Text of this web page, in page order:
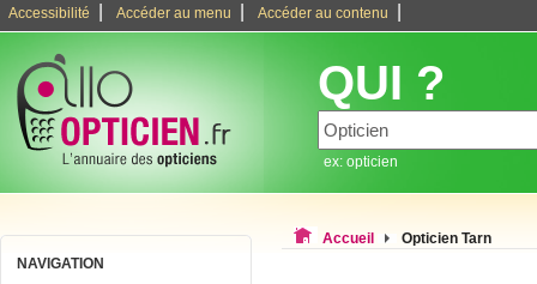
Accessibilité Accéder au menu Accéder au contenu
QUI ?
ex: opticien
NAVIGATION
Accueil Opticien Tarn